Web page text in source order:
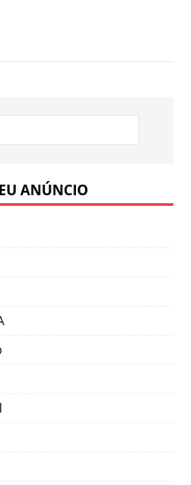
ANÚNCIO